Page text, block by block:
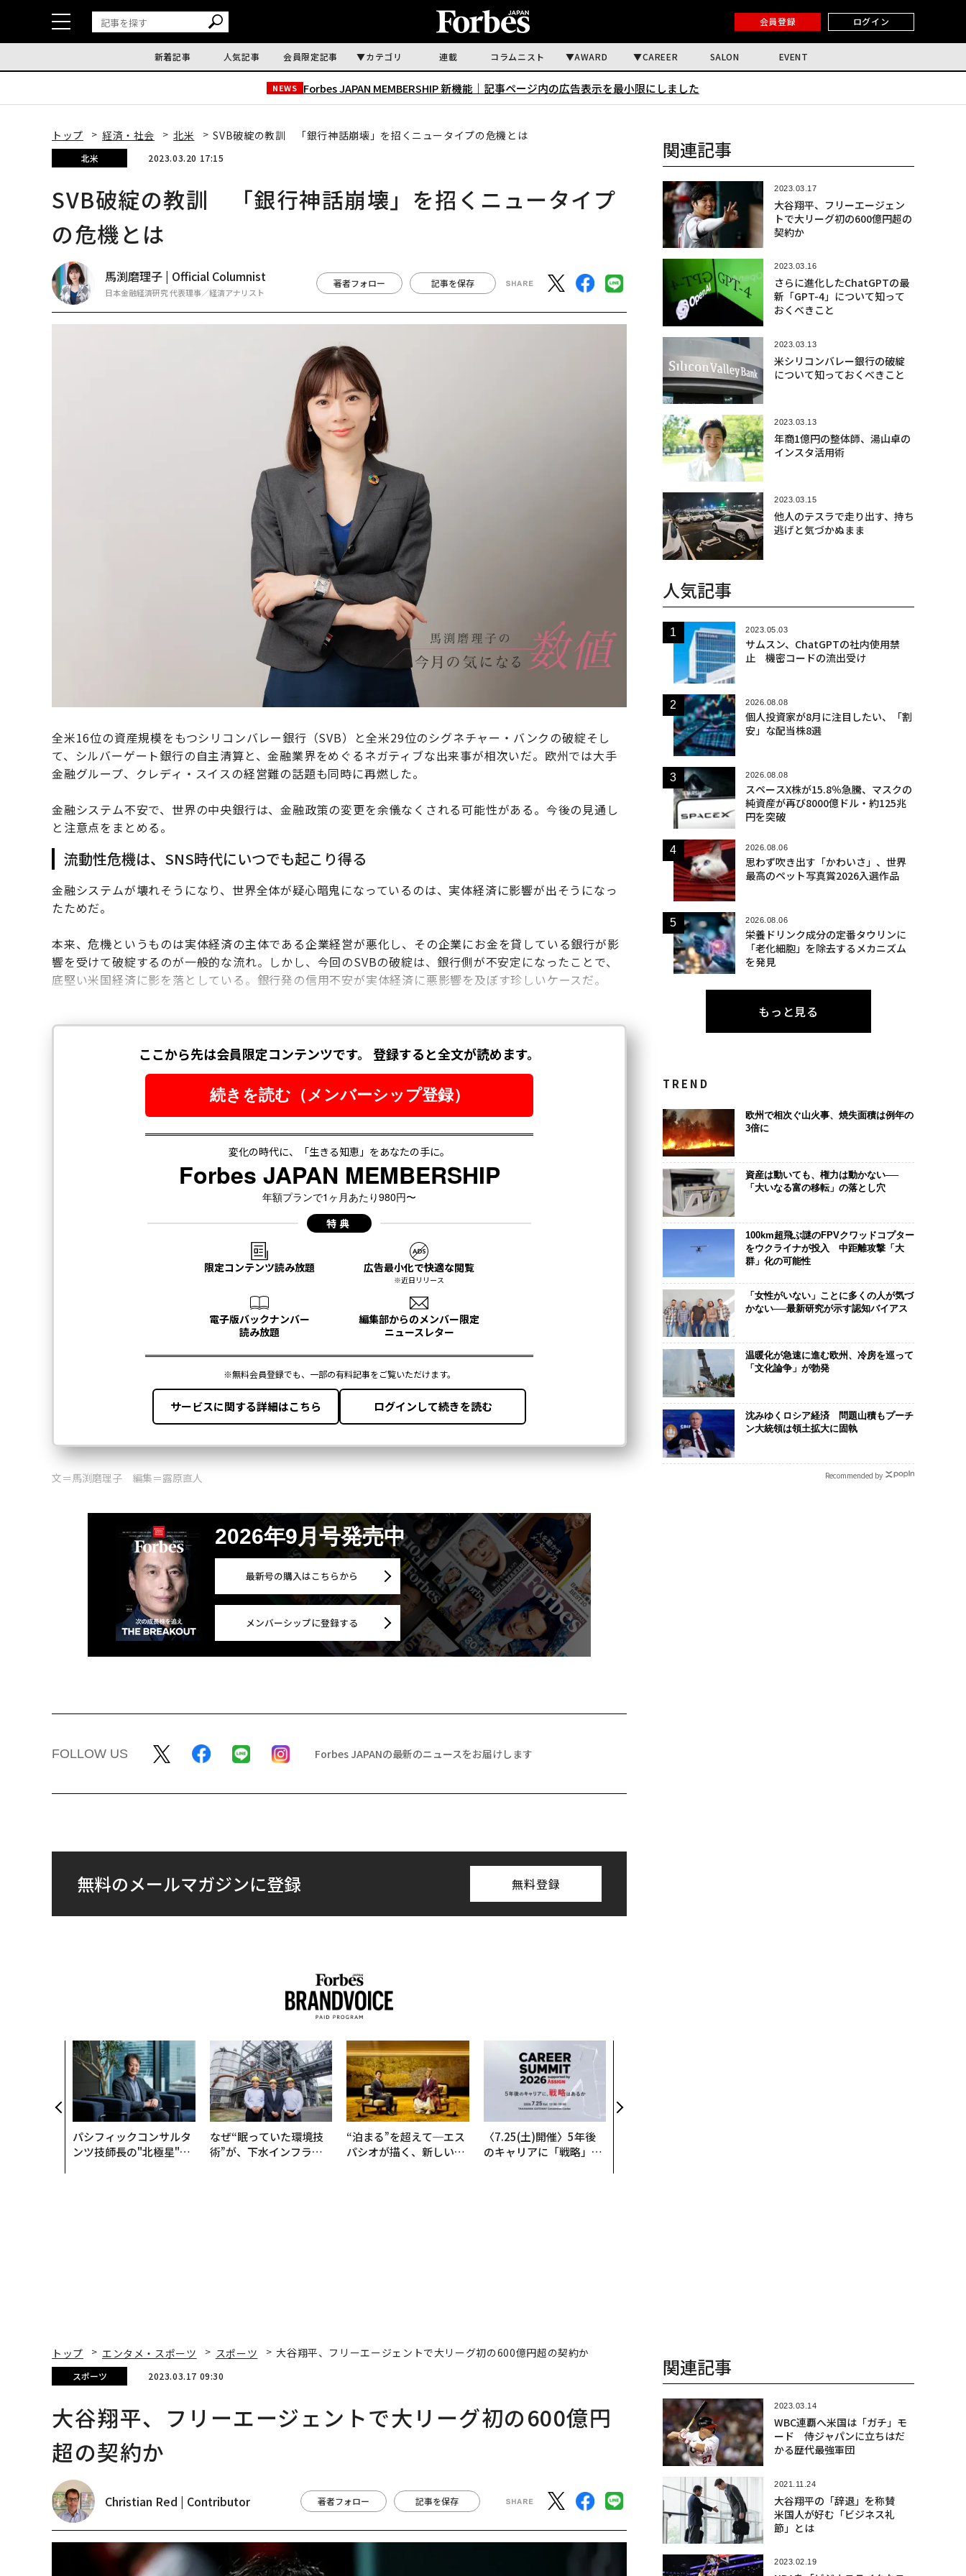
会員登録 ログイン
新着記事 人気記事 会員限定記事 カテゴリ 連載 コラムニスト AWARD CAREER SALON EVENT
NEWS Forbes JAPAN MEMBERSHIP 新機能｜ 記事ページ内の広告表示を最小限にしました
トップ 経済・社会 北米 SVB破綻の教訓 「銀行神話崩壊」を招くニュータイプの危機とは
北米 2023.03.20 17:15
SVB破綻の教訓 「銀行神話崩壊」を招くニュータイプ
の危機とは
馬渕磨理子 | Official Columnist
日本金融経済研究 代表理事／経済アナリスト
著者フォロー 記事を保存
全米16位の資産規模をもつシリコンバレー銀行（SVB）と全米29位のシグネチャー・バンクの破綻そし
て、シルバーゲート銀行の自主清算と、金融業界をめぐるネガティブな出来事が相次いだ。欧州では大手
金融グループ、クレディ・スイスの経営難の話題も同時に再燃した。
金融システム不安で、世界の中央銀行は、金融政策の変更を余儀なくされる可能性がある。今後の見通し
と注意点をまとめる。
流動性危機は、SNS時代にいつでも起こり得る
金融システムが壊れそうになり、世界全体が疑心暗鬼になっているのは、実体経済に影響が出そうになっ
たためだ。
本来、危機というものは実体経済の主体である企業経営が悪化し、その企業にお金を貸している銀行が影
響を受けて破綻するのが一般的な流れ。しかし、今回のSVBの破綻は、銀行側が不安定になったことで、
底堅い米国経済に影を落としている。銀行発の信用不安が実体経済に悪影響を及ぼす珍しいケースだ。
文＝馬渕磨理子 編集＝露原直人
2026年9月号発売中
最新号の購入はこちらから
メンバーシップに登録する
FOLLOW US Forbes JAPANの最新のニュースをお届けします
無料のメールマガジンに登録 無料登録
パシフィックコンサルタ
ンツ技師長の"北極星"。
なぜ“眠っていた環境技
術”が、下水インフラを
“泊まる”を超えて─エス
パシオが描く、新しい日
〈7.25(土)開催〉5年後
のキャリアに「戦略」は
関連記事
2023.03.17
大谷翔平、フリーエージェン
トで大リーグ初の600億円超の
契約か
2023.03.16
さらに進化したChatGPTの最
新「GPT-4」について知って
おくべきこと
2023.03.13
米シリコンバレー銀行の破綻
について知っておくべきこと
2023.03.13
年商1億円の整体師、湯山卓の
インスタ活用術
2023.03.15
他人のテスラで走り出す、持ち
逃げと気づかぬまま
人気記事
2023.05.03
サムスン、ChatGPTの社内使用禁
止 機密コードの流出受け
2026.08.08
個人投資家が8月に注目したい、「割
安」な配当株8選
2026.08.08
スペースX株が15.8％急騰、マスクの
純資産が再び8000億ドル・約125兆
円を突破
2026.08.06
思わず吹き出す「かわいさ」、世界
最高のペット写真賞2026入選作品
2026.08.06
栄養ドリンク成分の定番タウリンに
「老化細胞」を除去するメカニズム
を発見
もっと見る
TREND
欧州で相次ぐ山火事、焼失面積は例年の
3倍に
資産は動いても、権力は動かない──
「大いなる富の移転」の落とし穴
100km超飛ぶ謎のFPVクワッドコプター
をウクライナが投入 中距離攻撃「大
群」化の可能性
「女性がいない」ことに多くの人が気づ
かない──最新研究が示す認知バイアス
温暖化が急速に進む欧州、冷房を巡って
「文化論争」が勃発
沈みゆくロシア経済 問題山積もプーチ
ン大統領は領土拡大に固執
Recommended by
トップ エンタメ・スポーツ スポーツ 大谷翔平、フリーエージェントで大リーグ初の600億円超の契約か
スポーツ 2023.03.17 09:30
大谷翔平、フリーエージェントで大リーグ初の600億円
超の契約か
Christian Red | Contributor 著者フォロー 記事を保存
関連記事
2023.03.14
WBC連覇へ米国は「ガチ」モ
ード 侍ジャパンに立ちはだ
かる歴代最強軍団
2021.11.24
大谷翔平の「辞退」を称賛
米国人が好む「ビジネス礼
節」とは
2023.02.19